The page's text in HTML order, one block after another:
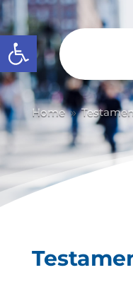
Abrir barra de
Home 9